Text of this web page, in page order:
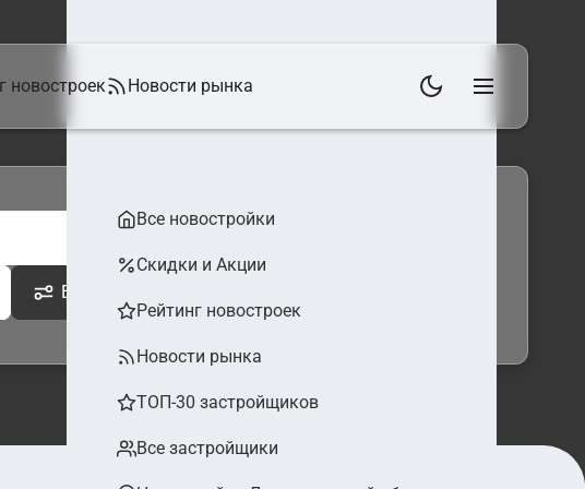
новостроек Новости рынка
Все новостройки
Скидки и Акции
Рейтинг новостроек
Новости рынка
ТОП-30 застройщиков
Все застройщики
Ещё фильтры